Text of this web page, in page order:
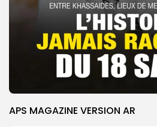
APS MAGAZINE VERSION AR